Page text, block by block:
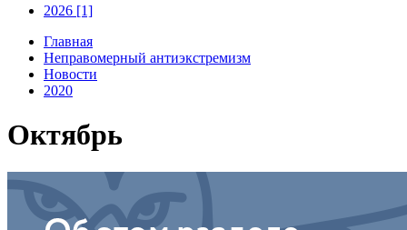
2026 [1]
Главная
Неправомерный антиэкстремизм
Новости
2020
Октябрь